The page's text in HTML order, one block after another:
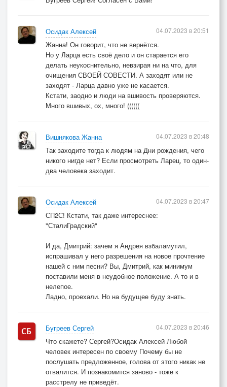
Осидак Алексей
Жанна! Он говорит, что не вернётся.
Но у Ларца есть своё дело и он старается его
делать неукоснительно, невзирая ни на что, для
очищения СВОЕЙ СОВЕСТИ. А заходят или не
заходят - Ларца давно уже не касается.
Кстати, заодно и люди на вшивость проверяются.
Много вшивых, ох, много! ((((((
04.07.2023 в 20:51
Вишнякова Жанна
Так заходите тогда к людям на Дни рождения, чего
никого нигде нет? Если просмотреть Ларец, то один-
два человека заходит.
04.07.2023 в 20:48
Осидак Алексей
СП2С! Кстати, так даже интереснее:
"СталиГрадский"
И да, Дмитрий: зачем я Андрея взбаламутил,
испрашивал у него разрешения на новое прочтение
нашей с ним песни? Вы, Дмитрий, как минимум
поставили меня в неудобное положение. А то и в
нелепое.
Ладно, проехали. Но на будущее буду знать.
04.07.2023 в 20:47
Бугреев Сергей
Что скажете? Сергей?Осидак Алексей Любой
человек интересен по своему Почему бы не
послушать предложенное, голова от этого никак не
отвалится. И познакомится заново - тоже к
расстрелу не приведёт.
04.07.2023 в 20:46